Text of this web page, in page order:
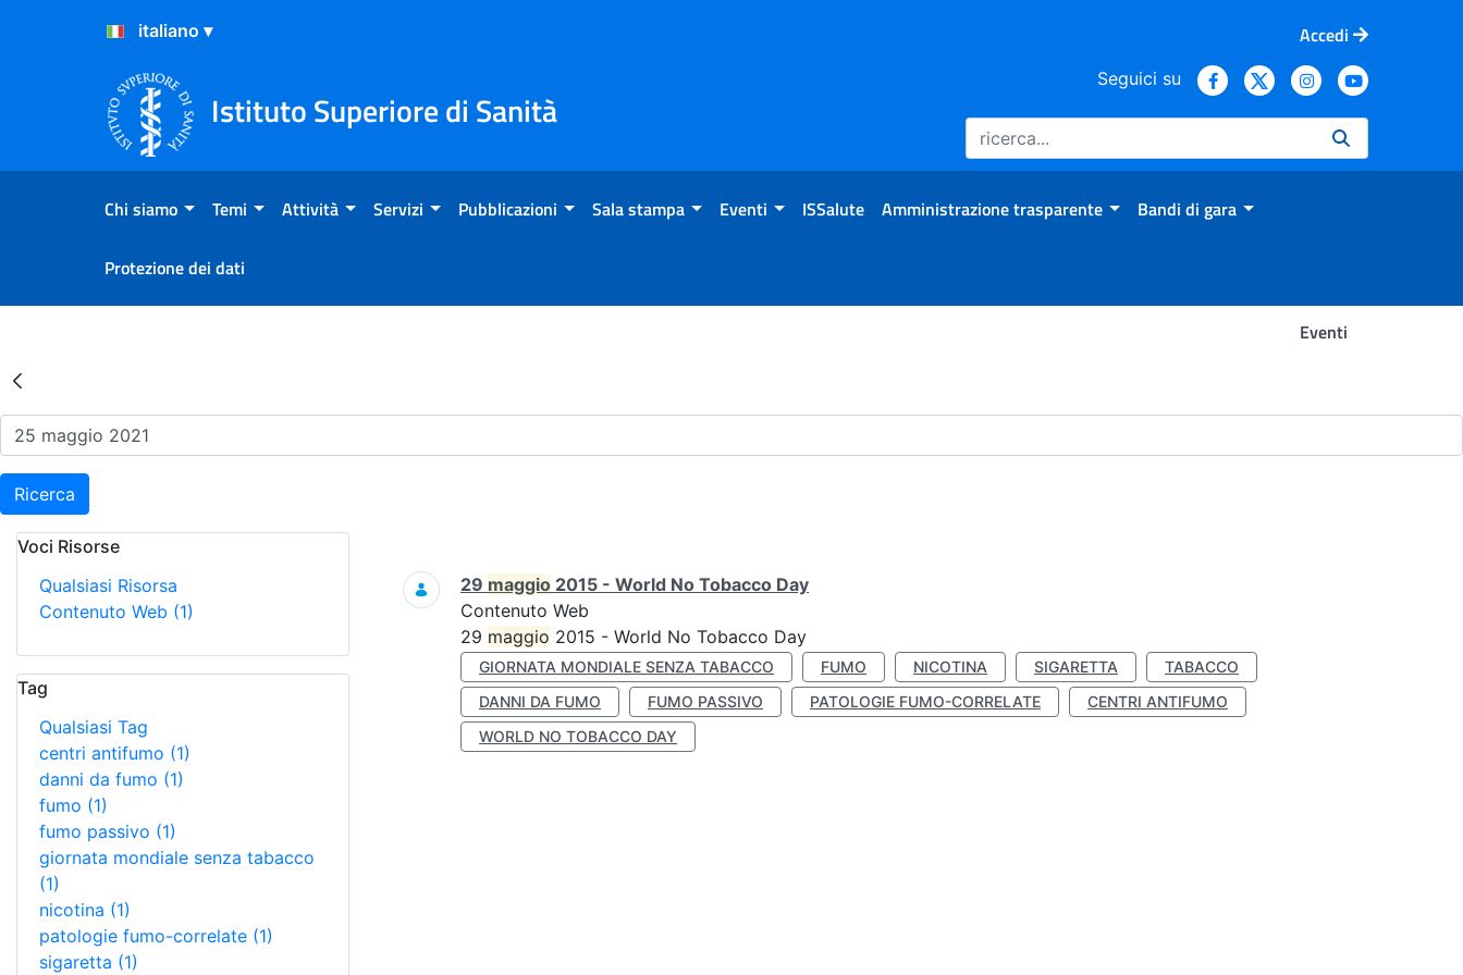
Salta al Contenuto
Salta al Footer
Accedi
Istituto Superiore di Sanità
Seguici su
Chi siamo Temi Attività Servizi Pubblicazioni Sala stampa Eventi ISSalute Amministrazione trasparente Bandi di gara
Protezione dei dati
Eventi
Risultati della Ricerca - Eventi
Ricerca
Voci Risorse
Qualsiasi Risorsa
Contenuto Web (1)
Tag
Qualsiasi Tag
centri antifumo (1)
danni da fumo (1)
fumo (1)
fumo passivo (1)
giornata mondiale senza tabacco
(1)
nicotina (1)
patologie fumo-correlate (1)
sigaretta (1)
Ricerca
29 maggio 2015 - World No Tobacco Day
Contenuto Web
29 maggio 2015 - World No Tobacco Day
GIORNATA MONDIALE SENZA TABACCO FUMO NICOTINA SIGARETTA
TABACCO
DANNI DA FUMO
FUMO PASSIVO PATOLOGIE FUMO-CORRELATE
CENTRI ANTIFUMO
WORLD NO TOBACCO DAY